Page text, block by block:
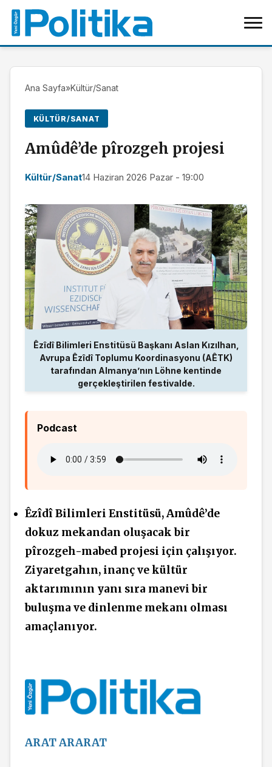
Ana Sayfa»Kültür/Sanat
KÜLTÜR/SANAT
Amûdê’de pîrozgeh projesi
Kültür/Sanat14 Haziran 2026 Pazar - 19:00
Êzîdî Bilimleri Enstitüsü Başkanı Aslan Kızılhan,
Avrupa Êzîdî Toplumu Koordinasyonu (AÊTK)
tarafından Almanya’nın Löhne kentinde
gerçekleştirilen festivalde.
Podcast
Êzîdî Bilimleri Enstitüsü, Amûdê’de
dokuz mekandan oluşacak bir
pîrozgeh-mabed projesi için çalışıyor.
Ziyaretgahın, inanç ve kültür
aktarımının yanı sıra manevi bir
buluşma ve dinlenme mekanı olması
amaçlanıyor.
ARAT ARARAT